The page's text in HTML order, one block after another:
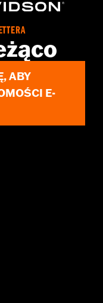
may require
for information.
ABY
E-